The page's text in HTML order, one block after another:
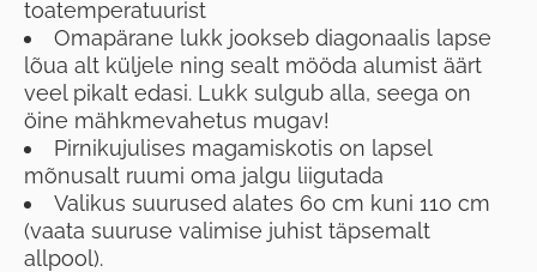
toatemperatuurist
Omapärane lukk jookseb diagonaalis lapse
lõua alt küljele ning sealt mööda alumist äärt
veel pikalt edasi. Lukk sulgub alla, seega on
öine mähkmevahetus mugav!
Pirnikujulises magamiskotis on lapsel
mõnusalt ruumi oma jalgu liigutada
Valikus suurused alates 60 cm kuni 110 cm
(vaata suuruse valimise juhist täpsemalt
allpool).